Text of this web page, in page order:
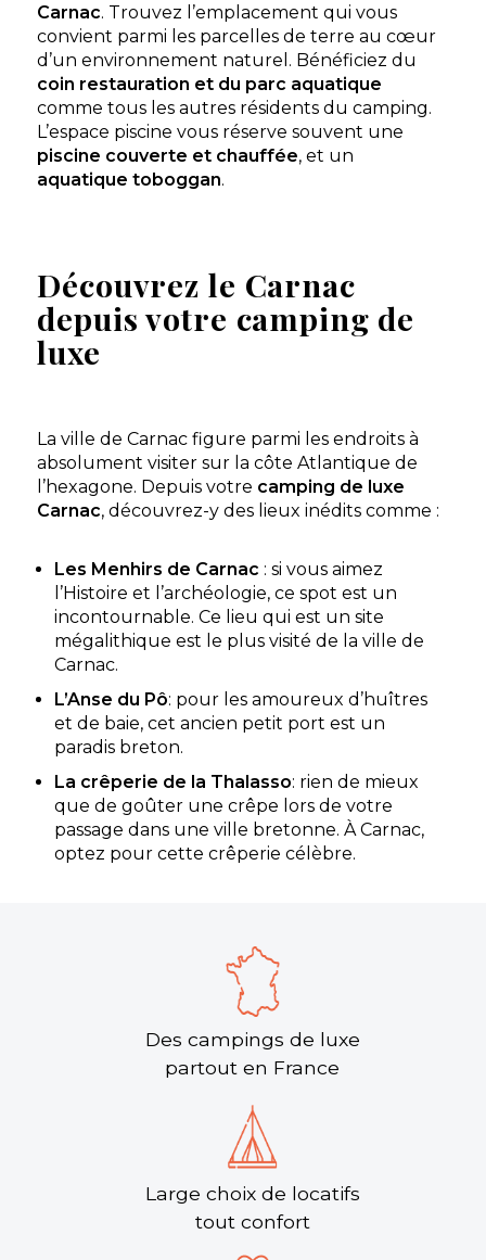
Carnac. Trouvez l’emplacement qui vous
convient parmi les parcelles de terre au cœur
d’un environnement naturel. Bénéficiez du
coin restauration et du parc aquatique
comme tous les autres résidents du camping.
L’espace piscine vous réserve souvent une
piscine couverte et chauffée, et un
aquatique toboggan.
Découvrez le Carnac
depuis votre camping de
luxe
La ville de Carnac figure parmi les endroits à
absolument visiter sur la côte Atlantique de
l’hexagone. Depuis votre camping de luxe
Carnac, découvrez-y des lieux inédits comme :
Les Menhirs de Carnac : si vous aimez
l’Histoire et l’archéologie, ce spot est un
incontournable. Ce lieu qui est un site
mégalithique est le plus visité de la ville de
Carnac.
L’Anse du Pô: pour les amoureux d’huîtres
et de baie, cet ancien petit port est un
paradis breton.
La crêperie de la Thalasso: rien de mieux
que de goûter une crêpe lors de votre
passage dans une ville bretonne. À Carnac,
optez pour cette crêperie célèbre.
Des campings de luxe
partout en France
Large choix de locatifs
tout confort